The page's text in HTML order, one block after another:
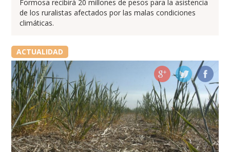
Formosa recibirá 20 millones de pesos para la asistencia
de los ruralistas afectados por las malas condiciones
climáticas.
ACTUALIDAD